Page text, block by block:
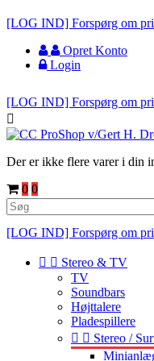
[LOG IND] Forspørg om
Opret Konto
Login
[LOG IND] Forspørg om

Der er ikke flere varer i din
0 0
[LOG IND] Forspørg om
  Stereo & TV
TV
Soundbars
Højttalere
Pladespillere
  Stereo /